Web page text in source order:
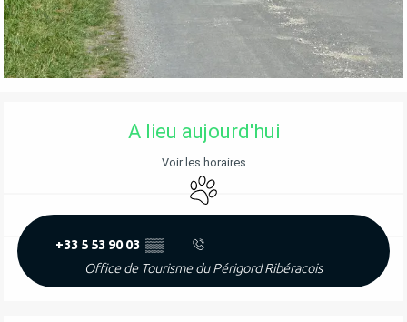
OUVERTURE ET COORDONNÉES
A lieu aujourd'hui
Voir les horaires
Animaux acceptés
+33 5 53 90 03 ▒▒
Office de Tourisme du Périgord Ribéracois